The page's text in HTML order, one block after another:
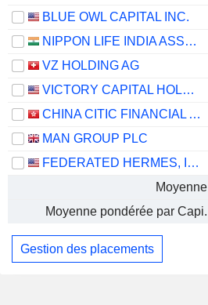
BLUE OWL CAPITAL INC.
NIPPON LIFE INDIA ASSET MANAGEMENT LIMITED
VZ HOLDING AG
VICTORY CAPITAL HOLDINGS, INC.
CHINA CITIC FINANCIAL ASSET MANAGEMENT CO., LTD.
MAN GROUP PLC
FEDERATED HERMES, INC.
Moyenne
Moyenne pondérée par Capi.
Gestion des placements